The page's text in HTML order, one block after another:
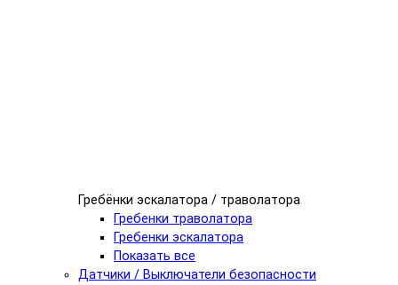
Гребёнки эскалатора / траволатора
Гребенки траволатора
Гребенки эскалатора
Показать все
Датчики / Выключатели безопасности